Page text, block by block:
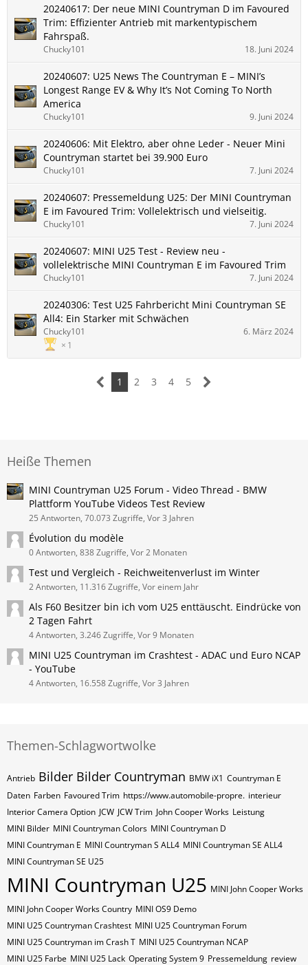
20240617: Der neue MINI Countryman D im Favoured
Trim: Effizienter Antrieb mit markentypischem
Fahrspaß.
Chucky101 18. Juni 2024
20240607: U25 News The Countryman E – MINI’s
Longest Range EV & Why It’s Not Coming To North
America
Chucky101 9. Juni 2024
20240606: Mit Elektro, aber ohne Leder - Neuer Mini
Countryman startet bei 39.900 Euro
Chucky101 7. Juni 2024
20240607: Pressemeldung U25: Der MINI Countryman
E im Favoured Trim: Vollelektrisch und vielseitig.
Chucky101 7. Juni 2024
20240607: MINI U25 Test - Review neu -
vollelektrische MINI Countryman E im Favoured Trim
Chucky101 7. Juni 2024
20240306: Test U25 Fahrbericht Mini Countryman SE
All4: Ein Starker mit Schwächen
1
Chucky101 6. März 2024
1 2 3 4 5
Heiße Themen
MINI Countryman U25 Forum - Video Thread - BMW
Plattform YouTube Videos Test Review
25 Antworten, 70.073 Zugriffe, Vor 3 Jahren
Évolution du modèle
0 Antworten, 838 Zugriffe, Vor 2 Monaten
Test und Vergleich - Reichweitenverlust im Winter
2 Antworten, 11.316 Zugriffe, Vor einem Jahr
Als F60 Besitzer bin ich vom U25 enttäuscht. Eindrücke von
2 Tagen Fahrt
4 Antworten, 3.246 Zugriffe, Vor 9 Monaten
MINI U25 Countryman im Crashtest - ADAC und Euro NCAP
- YouTube
4 Antworten, 16.558 Zugriffe, Vor 3 Jahren
Themen-Schlagwortwolke
Antrieb Bilder Bilder Countryman BMW iX1 Countryman E
Daten Farben Favoured Trim https://www.automobile-propre. interieur
Interior Camera Option JCW JCW Trim John Cooper Works Leistung
MINI Bilder MINI Countryman Colors MINI Countryman D
MINI Countryman E MINI Countryman S ALL4 MINI Countryman SE ALL4
MINI Countryman SE U25
MINI Countryman U25 MINI John Cooper Works
MINI John Cooper Works Country MINI OS9 Demo
MINI U25 Countryman Crashtest MINI U25 Countryman Forum
MINI U25 Countryman im Crash T MINI U25 Countryman NCAP
MINI U25 Farbe MINI U25 Lack Operating System 9 Pressemeldung review